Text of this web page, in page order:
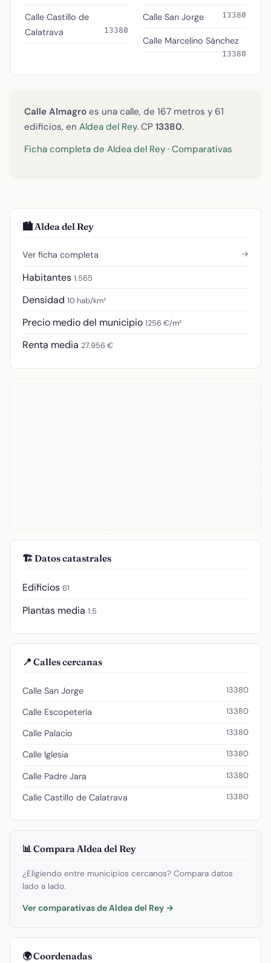
Calle Castillo de
Calatrava
13380
Calle San Jorge 13380
Calle Marcelino Sánchez
13380
Calle Almagro es una calle, de 167 metros y 61
edificios, en Aldea del Rey. CP 13380.
Ficha completa de Aldea del Rey · Comparativas
🏙️ Aldea del Rey
Ver ficha completa →
Habitantes 1.565
Densidad 10 hab/km²
Precio medio del municipio 1256 €/m²
Renta media 27.956 €
🏗️ Datos catastrales
Edificios 61
Plantas media 1.5
📍 Calles cercanas
Calle San Jorge 13380
Calle Escopetería 13380
Calle Palacio 13380
Calle Iglesia 13380
Calle Padre Jara 13380
Calle Castillo de Calatrava 13380
📊 Compara Aldea del Rey
¿Eligiendo entre municipios cercanos? Compara datos
lado a lado.
Ver comparativas de Aldea del Rey →
🌍 Coordenadas